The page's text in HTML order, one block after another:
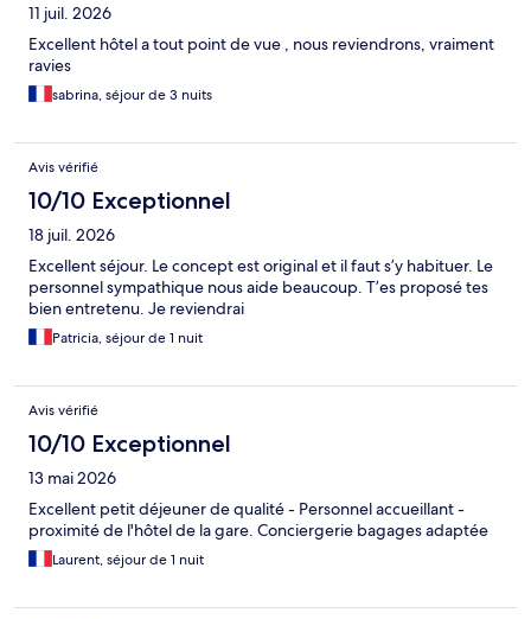
11 juil. 2026
Excellent hôtel a tout point de vue , nous reviendrons, vraiment
ravies
sabrina, séjour de 3 nuits
Avis vérifié
10/10 Exceptionnel
18 juil. 2026
Excellent séjour. Le concept est original et il faut s’y habituer. Le
personnel sympathique nous aide beaucoup. T’es proposé tes
bien entretenu. Je reviendrai
Patricia, séjour de 1 nuit
Avis vérifié
10/10 Exceptionnel
13 mai 2026
Excellent petit déjeuner de qualité - Personnel accueillant -
proximité de l'hôtel de la gare. Conciergerie bagages adaptée
Laurent, séjour de 1 nuit